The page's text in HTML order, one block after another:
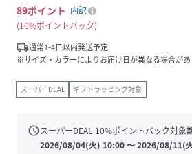
89ポイント 内訳
10%ポイントバック
local_shipping通常1-4日以内発送予定
※サイズ・カラーによりお届け日が異なる場合があ
スーパーDEAL ギフトラッピング対象
scheduleスーパーDEAL 10%ポイントバック対象
2026/08/04(火) 10:00〜2026/08/11(